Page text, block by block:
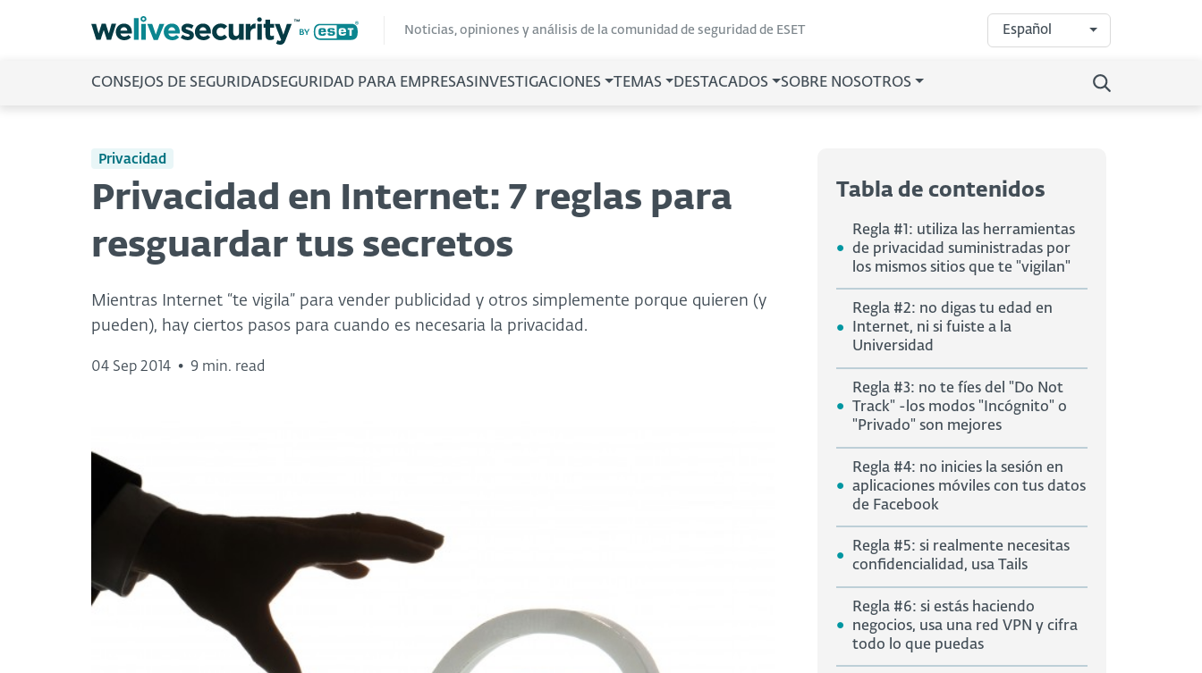
Noticias, opiniones y análisis de la comunidad de seguridad de ESET Español
CONSEJOS DE SEGURIDADSEGURIDAD PARA EMPRESAS INVESTIGACIONES TEMAS DESTACADOS SOBRE NOSOTROS
Privacidad
Privacidad en Internet: 7 reglas para
resguardar tus secretos
Mientras Internet “te vigila” para vender publicidad y otros simplemente porque quieren (y
pueden), hay ciertos pasos para cuando es necesaria la privacidad.
04 Sep 2014 • 9 min. read
Tabla de contenidos
Regla #1: utiliza las herramientas
de privacidad suministradas por
los mismos sitios que te "vigilan"
Regla #2: no digas tu edad en
Internet, ni si fuiste a la
Universidad
Regla #3: no te fíes del "Do Not
Track" -los modos "Incógnito" o
"Privado" son mejores
Regla #4: no inicies la sesión en
aplicaciones móviles con tus datos
de Facebook
Regla #5: si realmente necesitas
confidencialidad, usa Tails
Regla #6: si estás haciendo
negocios, usa una red VPN y cifra
todo lo que puedas